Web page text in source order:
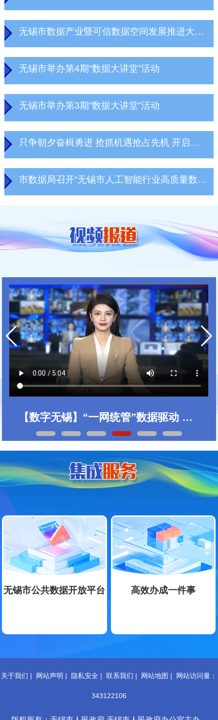
无锡市数据产业暨可信数据空间发展推进大会成功举办
无锡市举办第4期“数据大讲堂”活动
无锡市举办第3期“数据大讲堂”活动
只争朝夕奋楫勇进 抢抓机遇抢占先机 开启建设“人工智能+”标杆城市新征程
市数据局召开“无锡市人工智能行业高质量数据集建设研讨会”
【数字无锡】“一网统管”数据驱动 城市“智”治步入快车道
无锡市公共数据开放平台 高效办成一件事
关于我们 | 网站声明 | 隐私安全 | 联系我们 | 网站地图 | 网站访问量：
343122106